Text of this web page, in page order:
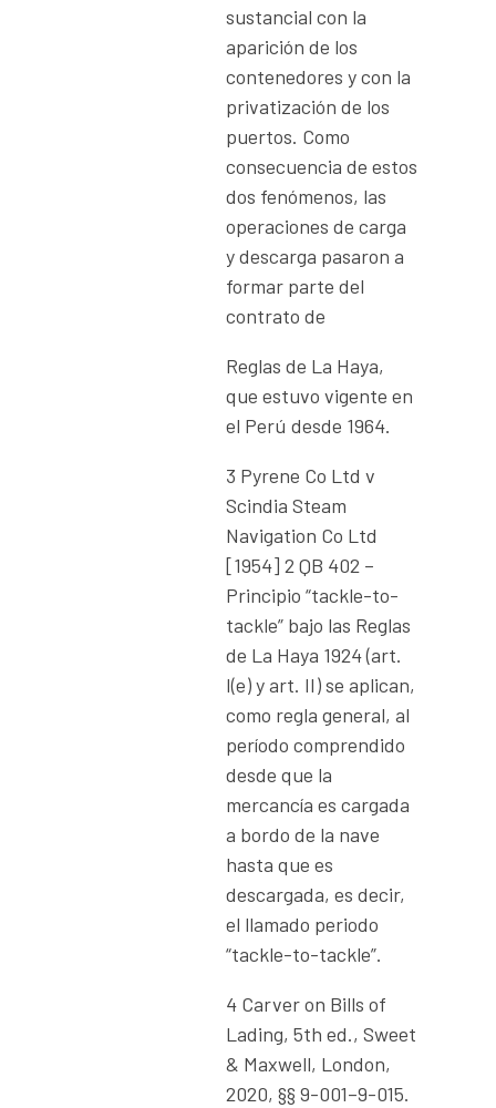
sustancial con la
aparición de los
contenedores y con la
privatización de los
puertos. Como
consecuencia de estos
dos fenómenos, las
operaciones de carga
y descarga pasaron a
formar parte del
contrato de
Reglas de La Haya,
que estuvo vigente en
el Perú desde 1964.
3 Pyrene Co Ltd v
Scindia Steam
Navigation Co Ltd
[1954] 2 QB 402 –
Principio “tackle-to-
tackle” bajo las Reglas
de La Haya 1924 (art.
I(e) y art. II) se aplican,
como regla general, al
período comprendido
desde que la
mercancía es cargada
a bordo de la nave
hasta que es
descargada, es decir,
el llamado periodo
“tackle-to-tackle”.
4 Carver on Bills of
Lading, 5th ed., Sweet
& Maxwell, London,
2020, §§ 9-001–9-015.